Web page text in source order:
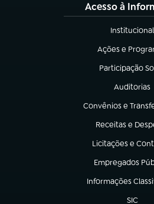
Acesso à
Institucional
(abre em
Ações e
(abre em nova
Participação
(abre em nova
Auditorias
(abre em
Convênios e
(abre em nova aba)
Receitas e
(abre em nova
Licitações e
(abre em nova
Empregados
(abre em nova
Informações
(abre em nova
SIC